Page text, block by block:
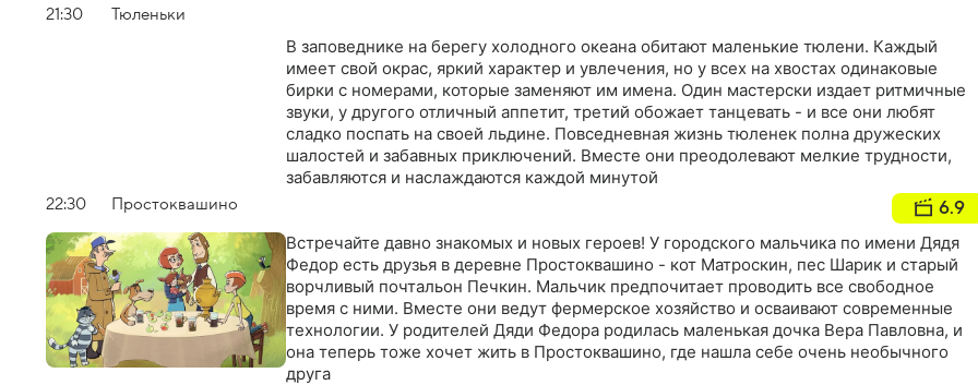
21:30 Тюленьки
В заповеднике на берегу холодного океана обитают маленькие тюлени. Каждый
имеет свой окрас, яркий характер и увлечения, но у всех на хвостах одинаковые
бирки с номерами, которые заменяют им имена. Один мастерски издает ритмичные
звуки, у другого отличный аппетит, третий обожает танцевать - и все они любят
сладко поспать на своей льдине. Повседневная жизнь тюленек полна дружеских
шалостей и забавных приключений. Вместе они преодолевают мелкие трудности,
забавляются и наслаждаются каждой минутой
22:30 Простоквашино 6.9
Встречайте давно знакомых и новых героев! У городского мальчика по имени Дядя
Федор есть друзья в деревне Простоквашино - кот Матроскин, пес Шарик и старый
ворчливый почтальон Печкин. Мальчик предпочитает проводить все свободное
время с ними. Вместе они ведут фермерское хозяйство и осваивают современные
технологии. У родителей Дяди Федора родилась маленькая дочка Вера Павловна, и
она теперь тоже хочет жить в Простоквашино, где нашла себе очень необычного
друга